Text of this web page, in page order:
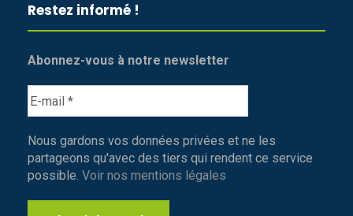
Restez informé !
Abonnez-vous à notre newsletter
Nous gardons vos données privées et ne les
partageons qu'avec des tiers qui rendent ce service
possible. Voir nos mentions légales